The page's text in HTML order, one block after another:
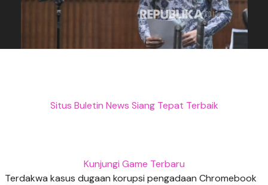
Situs Buletin News Siang Tepat Terbaik
Kunjungi Game Terbaru
Terdakwa kasus dugaan korupsi pengadaan Chromebook